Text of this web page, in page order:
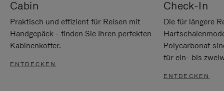
Cabin
Praktisch und effizient für Reisen mit
Handgepäck - finden Sie Ihren perfekten
Kabinenkoffer.
ENTDECKEN
Check-In
Die für längere
Polycarbonat
für ein- bis
ENTDECKEN